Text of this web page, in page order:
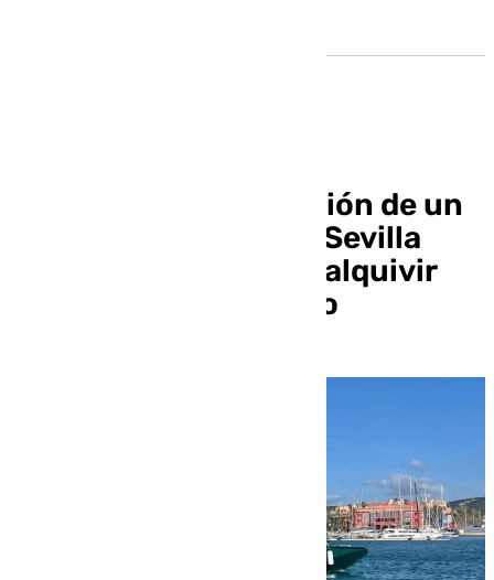
Jucil solicita la creación de un
Servicio Marítimo en Sevilla
«para blindar el Guadalquivir
contra el narcotráfico